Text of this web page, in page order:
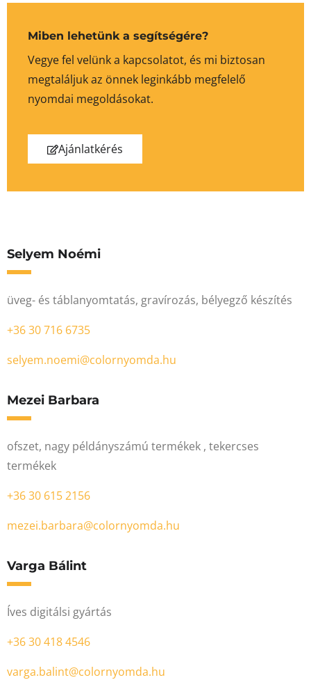
Miben lehetünk a segítségére?
Vegye fel velünk a kapcsolatot, és mi biztosan
megtaláljuk az önnek leginkább megfelelő
nyomdai megoldásokat.
Ajánlatkérés
Selyem Noémi
üveg- és táblanyomtatás, gravírozás, bélyegző készítés
+36 30 716 6735
selyem.noemi@colornyomda.hu
Mezei Barbara
ofszet, nagy példányszámú termékek , tekercses
termékek
+36 30 615 2156
mezei.barbara@colornyomda.hu
Varga Bálint
Íves digitálsi gyártás
+36 30 418 4546
varga.balint@colornyomda.hu